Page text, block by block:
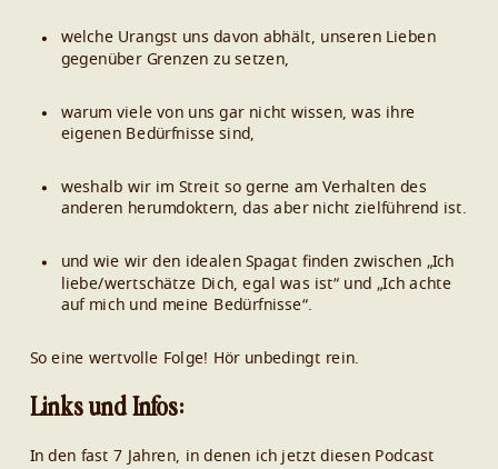
welche Urangst uns davon abhält, unseren Lieben
gegenüber Grenzen zu setzen,
warum viele von uns gar nicht wissen, was ihre
eigenen Bedürfnisse sind,
weshalb wir im Streit so gerne am Verhalten des
anderen herumdoktern, das aber nicht zielführend ist.
und wie wir den idealen Spagat finden zwischen „Ich
liebe/wertschätze Dich, egal was ist“ und „Ich achte
auf mich und meine Bedürfnisse“.
So eine wertvolle Folge! Hör unbedingt rein.
Links und Infos:
In den fast 7 Jahren, in denen ich jetzt diesen Podcast